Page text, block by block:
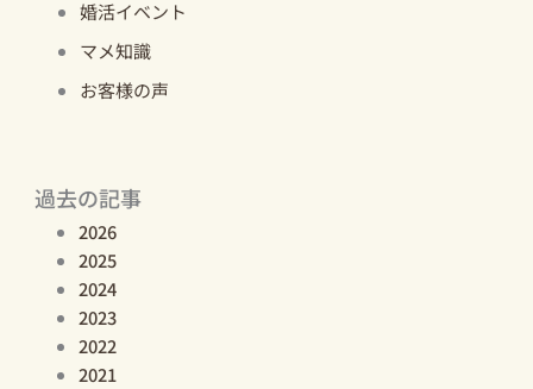
婚活イベント
マメ知識
お客様の声
過去の記事
2026
2025
2024
2023
2022
2021